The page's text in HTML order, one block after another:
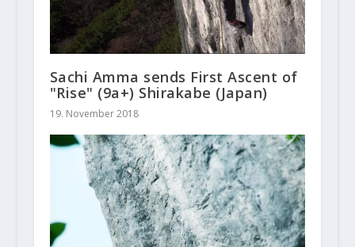
Sachi Amma sends First Ascent of
"Rise" (9a+) Shirakabe (Japan)
19. November 2018